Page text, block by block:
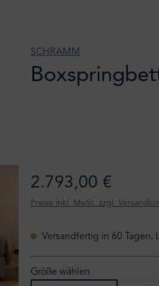
SCHRAMM
2.793,00 €
Preise inkl. MwSt. zzgl.
Versandfertig in 60 Tagen,
Größe wählen